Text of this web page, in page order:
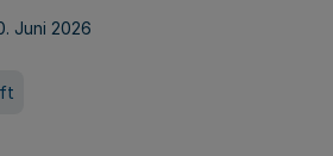
Juni 2026